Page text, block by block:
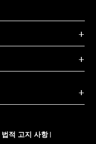
법적 고지 사항|